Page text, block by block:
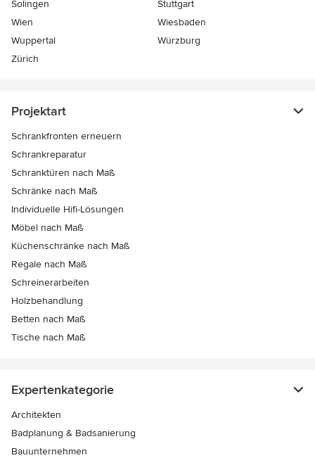
Solingen
Stuttgart
Wien
Wiesbaden
Wuppertal
Würzburg
Zürich
Projektart
Schrankfronten erneuern
Schrankreparatur
Schranktüren nach Maß
Schränke nach Maß
Individuelle Hifi-Lösungen
Möbel nach Maß
Küchenschränke nach Maß
Regale nach Maß
Schreinerarbeiten
Holzbehandlung
Betten nach Maß
Tische nach Maß
Expertenkategorie
Architekten
Badplanung & Badsanierung
Bauunternehmen